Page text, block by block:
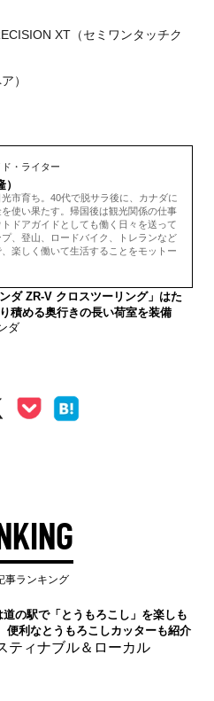
XT（セミワンタッチク
）
・ライター
市育ち。40代で脱サラ後に、カナダに
使い果たす。帰国後は観光関係の仕事
ドアガイドとしても働く日々を送って
、登山、ロードバイク、トレランなど
楽しく働いて生活することをモットー
ンダ ZR-V クロスツーリング」はた
積める奥行きの長い荷室を装備
ダ
事ランキング
道の駅で「とうもろこし」を楽しも
便利なとうもろこしカッターも紹介
ティナブル＆ローカル